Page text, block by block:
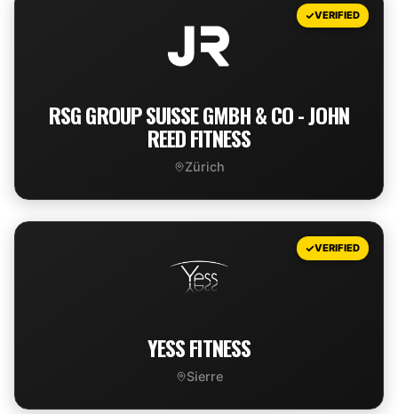
VERIFIED
RSG GROUP SUISSE GMBH & CO - JOHN
REED FITNESS
Zürich
VIEW DEAL
VERIFIED
YESS FITNESS
Sierre